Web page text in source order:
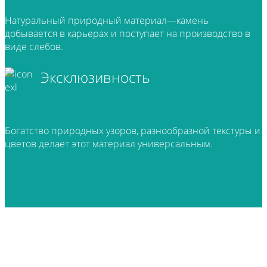
Натуральный природный материал—камень
добывается в карьерах и поступает на производство в
виде слебов.
Эксклюзивность
Богатство природных узоров, разнообразной текстуры и
цветов делает этот материал универсальным.